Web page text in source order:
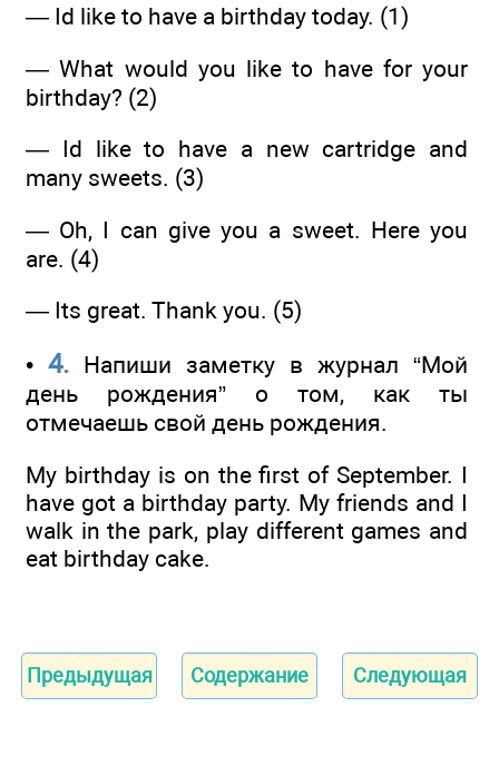
— Id like to have a birthday today. (1)
— What would you like to have for your
birthday? (2)
— Id like to have a new cartridge and
many sweets. (3)
— Oh, I can give you a sweet. Here you
are. (4)
— Its great. Thank you. (5)
• 4. Напиши заметку в журнал “Мой
день рождения” о том, как ты
отмечаешь свой день рождения.
Му birthday is on the first of September. I
have got a birthday party. My friends and I
walk in the park, play different games and
eat birthday cake.
Предыдущая Содержание Следующая